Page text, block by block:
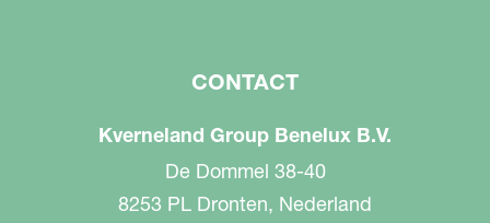
CONTACT
Kverneland Group Benelux B.V.
De Dommel 38-40
8253 PL Dronten, Nederland